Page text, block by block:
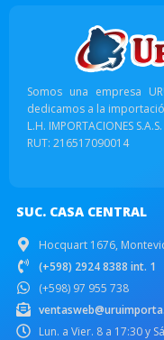
Somos una empresa
dedicamos a la
L.H. IMPORTACIONES S.A.S.
RUT: 216517090014
SUC. CASA CENTRAL
Hocquart 1676,
(+598) 2924 8388 int. 1
(+598) 97 955 738
Lun. a Vier. 8 a 17:30 y